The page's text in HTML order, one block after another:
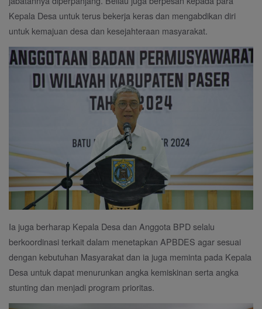
Kepala Desa untuk terus bekerja keras dan mengabdikan diri
untuk kemajuan desa dan kesejahteraan masyarakat.
Ia juga berharap Kepala Desa dan Anggota BPD selalu
berkoordinasi terkait dalam menetapkan APBDES agar sesuai
dengan kebutuhan Masyarakat dan ia juga meminta pada Kepala
Desa untuk dapat menurunkan angka kemiskinan serta angka
stunting dan menjadi program prioritas.